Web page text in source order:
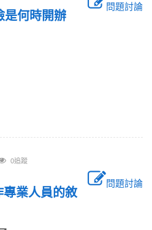
問題討論
是何時開辦
0追蹤
問題討論
專業人員的敘